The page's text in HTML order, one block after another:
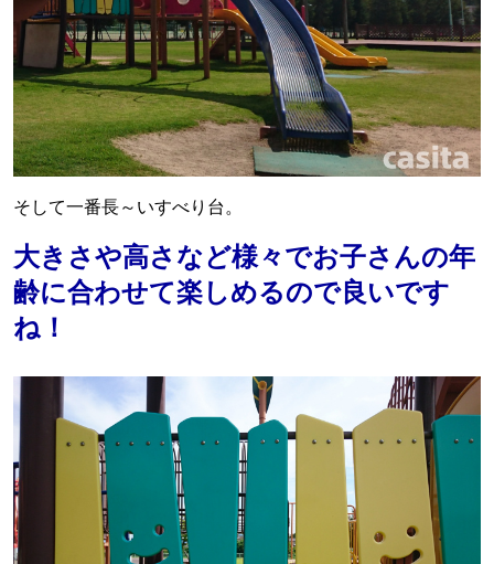
そして一番長～いすべり台。
大きさや高さなど様々でお子さんの年
齢に合わせて楽しめるので良いです
ね！